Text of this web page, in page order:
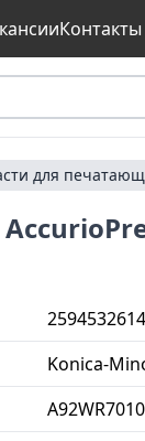
Контакты
для
Konica-